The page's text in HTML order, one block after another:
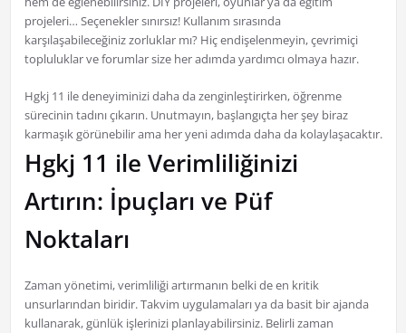
projeleri… Seçenekler sınırsız! Kullanım sırasında
karşılaşabileceğiniz zorluklar mı? Hiç endişelenmeyin, çevrimiçi
topluluklar ve forumlar size her adımda yardımcı olmaya hazır.
Hgkj 11 ile deneyiminizi daha da zenginleştirirken, öğrenme
sürecinin tadını çıkarın. Unutmayın, başlangıçta her şey biraz
karmaşık görünebilir ama her yeni adımda daha da kolaylaşacaktır.
Hgkj 11 ile Verimliliğinizi
Artırın: İpuçları ve Püf
Noktaları
Zaman yönetimi, verimliliği artırmanın belki de en kritik
unsurlarından biridir. Takvim uygulamaları ya da basit bir ajanda
kullanarak, günlük işlerinizi planlayabilirsiniz. Belirli zaman